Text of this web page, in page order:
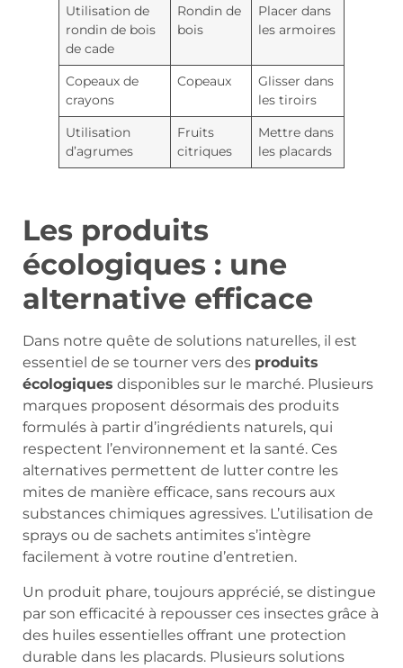
Utilisation de
rondin de bois
de cade
Rondin de
bois
Placer dans
les armoires
Copeaux de
crayons
Copeaux
Glisser dans
les tiroirs
Utilisation
d’agrumes
Fruits
citriques
Mettre dans
les placards
Les produits
écologiques : une
alternative efficace
Dans notre quête de solutions naturelles, il est
essentiel de se tourner vers des produits
écologiques disponibles sur le marché. Plusieurs
marques proposent désormais des produits
formulés à partir d’ingrédients naturels, qui
respectent l’environnement et la santé. Ces
alternatives permettent de lutter contre les
mites de manière efficace, sans recours aux
substances chimiques agressives. L’utilisation de
sprays ou de sachets antimites s’intègre
facilement à votre routine d’entretien.
Un produit phare, toujours apprécié, se distingue
par son efficacité à repousser ces insectes grâce à
des huiles essentielles offrant une protection
durable dans les placards. Plusieurs solutions